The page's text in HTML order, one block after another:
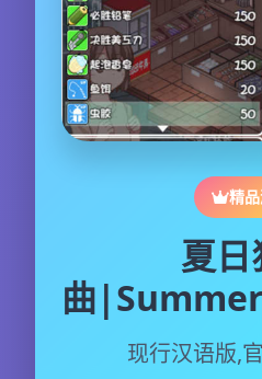
精
夏日
曲
现行汉语版,